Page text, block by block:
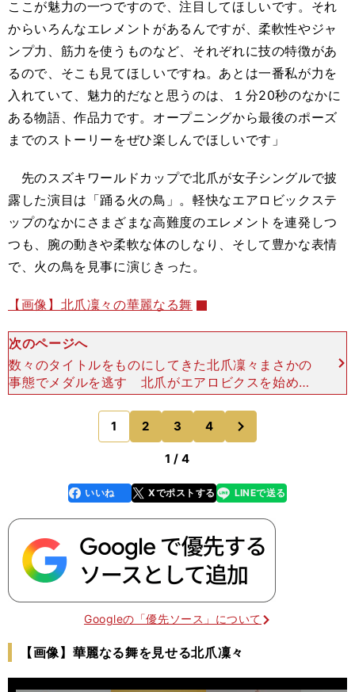
ここが魅力の一つですので、注目してほしいです。それ
からいろんなエレメントがあるんですが、柔軟性やジャ
ンプ力、筋力を使うものなど、それぞれに技の特徴があ
るので、そこも見てほしいですね。あとは一番私が力を
入れていて、魅力的だなと思うのは、１分20秒のなかに
ある物語、作品力です。オープニングから最後のポーズ
までのストーリーをぜひ楽しんでほしいです」
先のスズキワールドカップで北爪が女子シングルで披
露した演目は「踊る火の鳥」。軽快なエアロビックステ
ップのなかにさまざまな高難度のエレメントを連発しつ
つも、腕の動きや柔軟な体のしなり、そして豊かな表情
で、火の鳥を見事に演じきった。
【画像】北爪凜々の華麗なる舞
次のページへ
数々のタイトルをものにしてきた北爪凜々まさかの
事態でメダルを逃す 北爪がエアロビクスを始めた
のは、生後10か月のこと。母親が赤ちゃんに対し
てベビーマッサージやエクササイズなどを行なう
「ベビービクス
1 2 3 4
のページへ
1 / 4
faceboo
k
いいね Xでポストする
line LINEで送る
Googleの「優先ソース」について
【画像】華麗なる舞を見せる北爪凜々